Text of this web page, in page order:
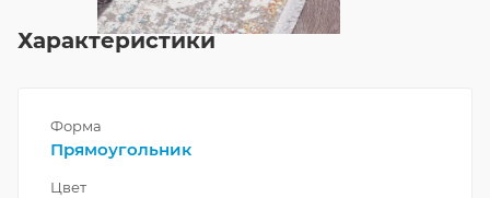
Характеристики
Форма
Прямоугольник
Цвет